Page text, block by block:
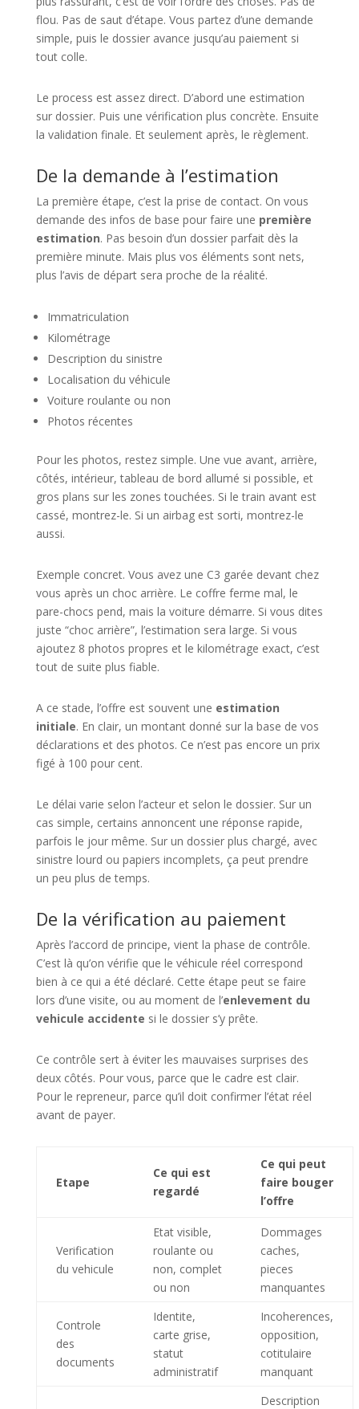
flou. Pas de saut d’étape. Vous partez d’une demande
simple, puis le dossier avance jusqu’au paiement si
tout colle.
Le process est assez direct. D’abord une estimation
sur dossier. Puis une vérification plus concrète. Ensuite
la validation finale. Et seulement après, le règlement.
De la demande à l’estimation
La première étape, c’est la prise de contact. On vous
demande des infos de base pour faire une première
estimation. Pas besoin d’un dossier parfait dès la
première minute. Mais plus vos éléments sont nets,
plus l’avis de départ sera proche de la réalité.
Immatriculation
Kilométrage
Description du sinistre
Localisation du véhicule
Voiture roulante ou non
Photos récentes
Pour les photos, restez simple. Une vue avant, arrière,
côtés, intérieur, tableau de bord allumé si possible, et
gros plans sur les zones touchées. Si le train avant est
cassé, montrez-le. Si un airbag est sorti, montrez-le
aussi.
Exemple concret. Vous avez une C3 garée devant chez
vous après un choc arrière. Le coffre ferme mal, le
pare-chocs pend, mais la voiture démarre. Si vous dites
juste “choc arrière”, l’estimation sera large. Si vous
ajoutez 8 photos propres et le kilométrage exact, c’est
tout de suite plus fiable.
A ce stade, l’offre est souvent une estimation
initiale. En clair, un montant donné sur la base de vos
déclarations et des photos. Ce n’est pas encore un prix
figé à 100 pour cent.
Le délai varie selon l’acteur et selon le dossier. Sur un
cas simple, certains annoncent une réponse rapide,
parfois le jour même. Sur un dossier plus chargé, avec
sinistre lourd ou papiers incomplets, ça peut prendre
un peu plus de temps.
De la vérification au paiement
Après l’accord de principe, vient la phase de contrôle.
C’est là qu’on vérifie que le véhicule réel correspond
bien à ce qui a été déclaré. Cette étape peut se faire
lors d’une visite, ou au moment de l’enlevement du
vehicule accidente si le dossier s’y prête.
Ce contrôle sert à éviter les mauvaises surprises des
deux côtés. Pour vous, parce que le cadre est clair.
Pour le repreneur, parce qu’il doit confirmer l’état réel
avant de payer.
Etape
Ce qui est
regardé
Ce qui peut
faire bouger
l’offre
Verification
du vehicule
Etat visible,
roulante ou
non, complet
ou non
Dommages
caches,
pieces
manquantes
Controle
des
documents
Identite,
carte grise,
statut
administratif
Incoherences,
opposition,
cotitulaire
manquant
Description